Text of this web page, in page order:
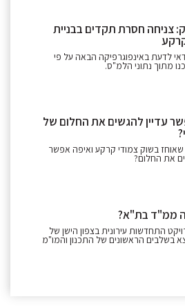
צניחה חסרת תקדים בבניית
לדעת באינפוגרפיקה הבאה על פי
מתוך נתוני הלמ"ס.
עדיין להגשים את החלום של
שאוחז בשוק צמודי קרקע ואיפה אפשר
את החלום?
ממ"ד בת"א?
התחדשות עירונית בצפון הישן של
בשלבים הראשונים של התכנון והמו"מ